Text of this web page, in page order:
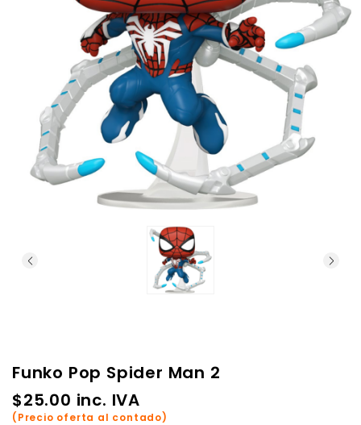
Funko Pop Spider Man 2
$25.00 inc. IVA
(Precio oferta al contado)